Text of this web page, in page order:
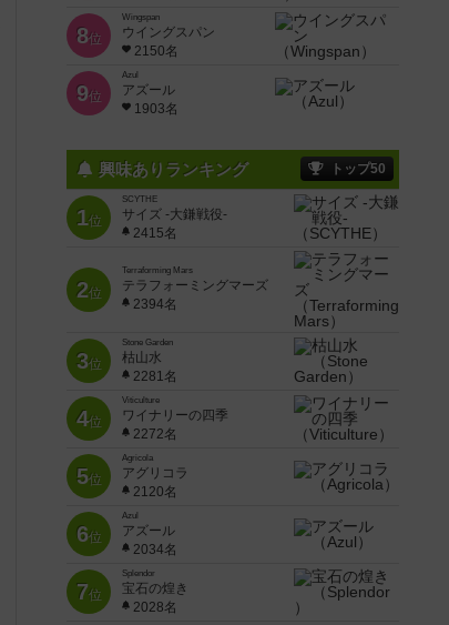
8位
Wingspan
ウイングスパン
2150名
9位
Azul
アズール
1903名
興味ありランキング トップ50
1位
SCYTHE
サイズ -大鎌戦役-
2415名
2位
Terraforming Mars
テラフォーミングマーズ
2394名
3位
Stone Garden
枯山水
2281名
4位
Viticulture
ワイナリーの四季
2272名
5位
Agricola
アグリコラ
2120名
6位
Azul
アズール
2034名
7位
Splendor
宝石の煌き
2028名